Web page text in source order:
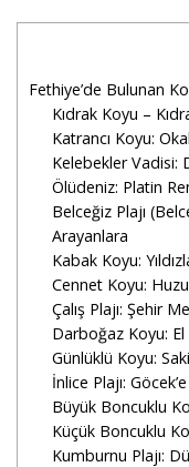
Fethiye’de Bulunan
Kıdrak Koyu –
Katrancı Koyu:
Kelebekler Vadisi:
Ölüdeniz: Platin
Belceğiz Plajı
Arayanlara
Kabak Koyu:
Cennet Koyu:
Çalış Plajı: Şehir
Darboğaz Koyu:
Günlüklü Koyu:
İnlice Plajı:
Büyük Boncuklu
Küçük Boncuklu
Kumburnu Plajı: